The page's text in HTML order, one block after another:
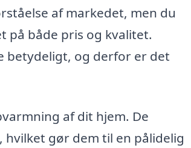
af markedet, men du
både pris og kvalitet.
betydeligt, og derfor er det
af dit hjem. De
gør dem til en pålidelig